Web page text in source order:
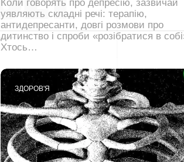
Коли говорять про депресію, зазвичай
уявляють складні речі: терапію,
антидепресанти, довгі розмови про
дитинство і спроби «розібратися в
Хтось…
ЗДОРОВ'Я